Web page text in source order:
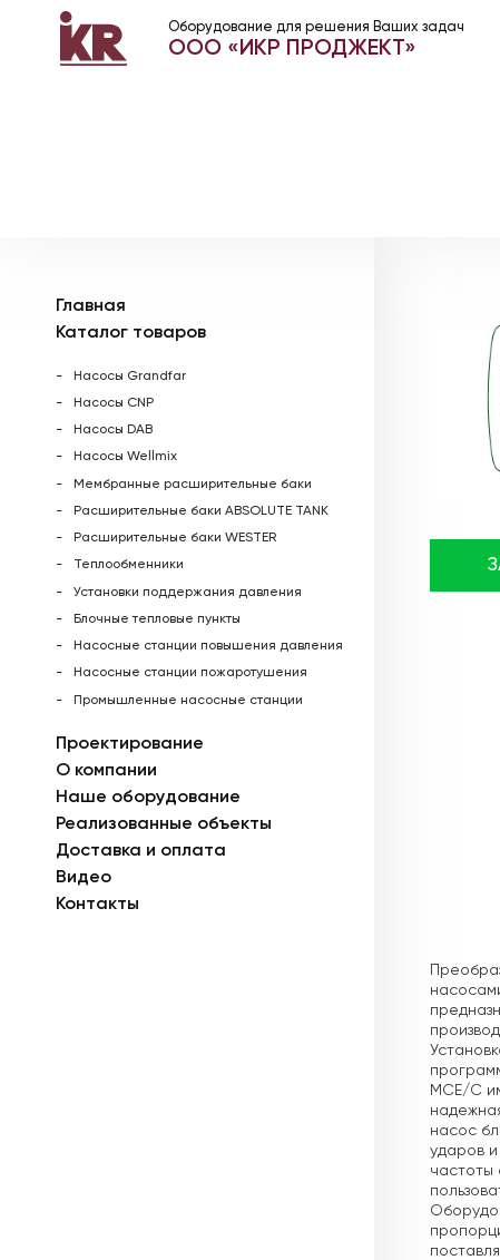
Оборудование для решения Ваших задач
ООО «ИКР ПРОДЖЕКТ»
Главная
Каталог товаров
Насосы Grandfar
Насосы CNP
Насосы DAB
Насосы Wellmix
Мембранные расширительные баки
Расширительные баки ABSOLUTE TANK
Расширительные баки WESTER
Теплообменники
Установки поддержания давления
Блочные тепловые пункты
Насосные станции повышения давления
Насосные станции пожаротушения
Промышленные насосные станции
Проектирование
О компании
Наше оборудование
Реализованные объекты
Доставка и оплата
Видео
Контакты
MCE/C
насос
ударов
частоты